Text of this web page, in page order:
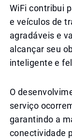
WiFi contribui
e veículos de
agradáveis e
alcançar seu
inteligente e
O
serviço
garantindo a
conectividade